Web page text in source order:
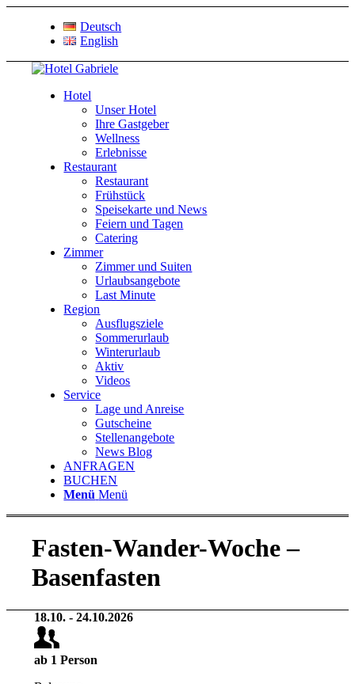
Deutsch
English
Hotel
Unser Hotel
Ihre Gastgeber
Wellness
Erlebnisse
Restaurant
Restaurant
Frühstück
Speisekarte und News
Feiern und Tagen
Catering
Zimmer
Zimmer und Suiten
Urlaubsangebote
Last Minute
Region
Ausflugsziele
Sommerurlaub
Winterurlaub
Aktiv
Videos
Service
Lage und Anreise
Gutscheine
Stellenangebote
News Blog
ANFRAGEN
BUCHEN
Menü Menü
Fasten-Wander-Woche –
Basenfasten
18.10. - 24.10.2026
ab 1 Person